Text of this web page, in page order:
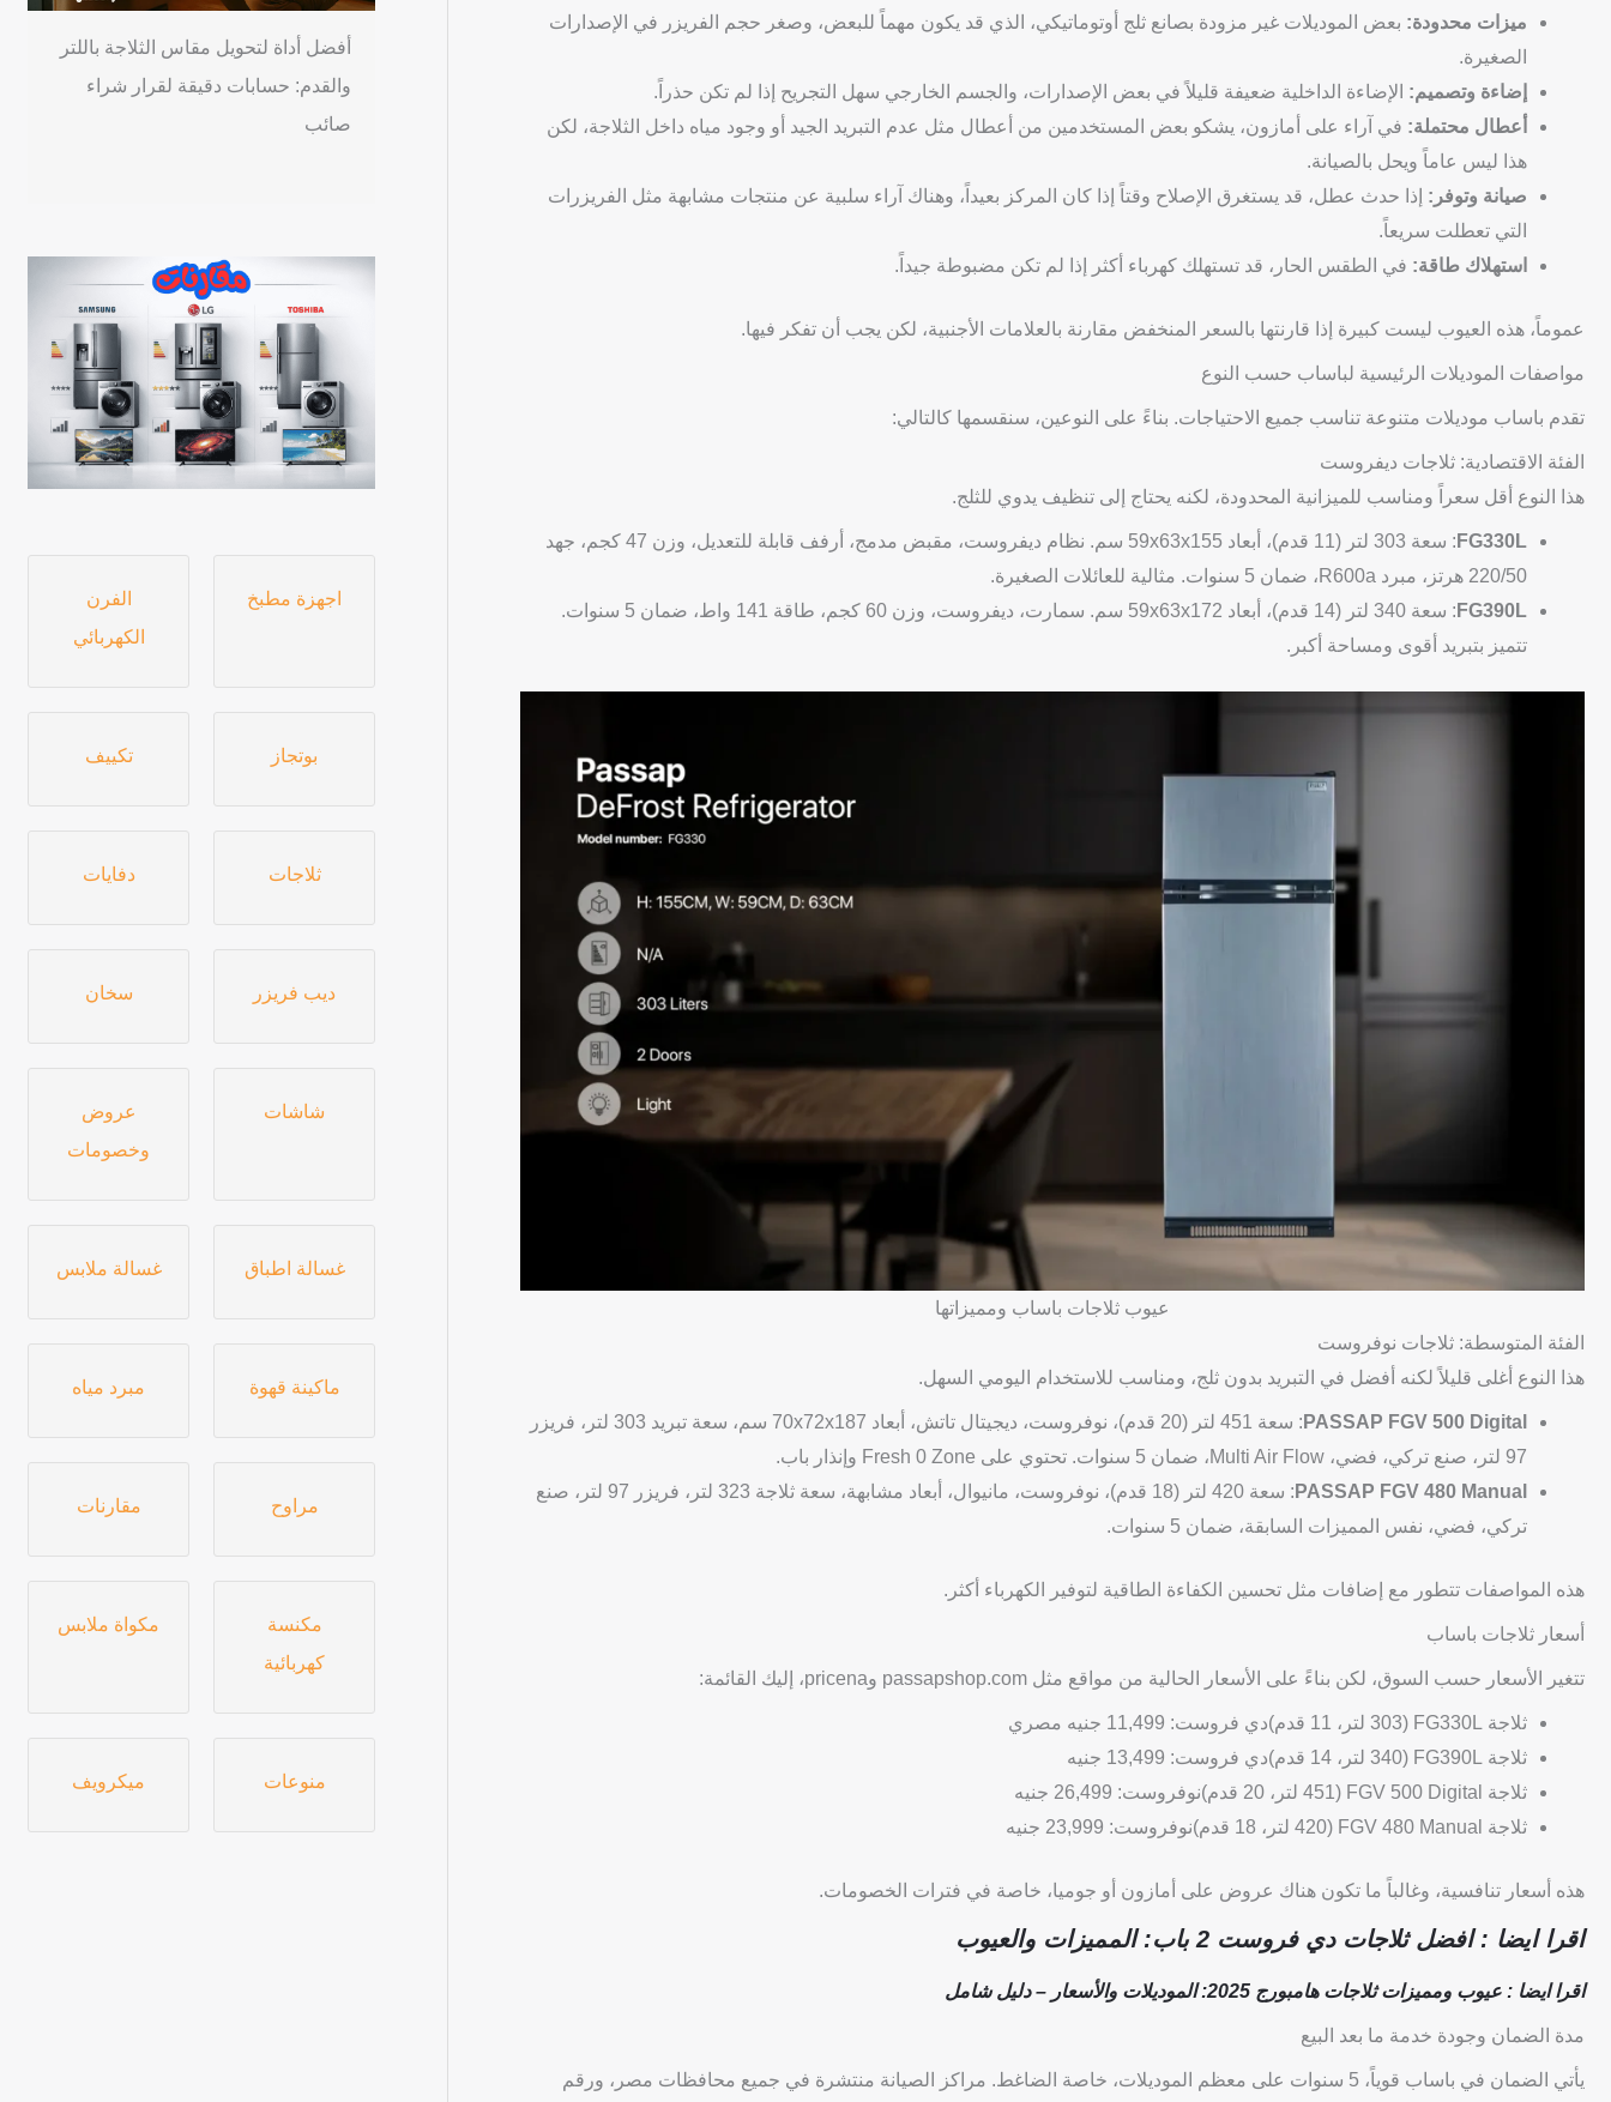
ميزات محدودة: بعض الموديلات غير مزودة بصانع ثلج أوتوماتيكي، الذي قد يكون مهماً للبعض، وصغر حجم الفريزر في الإصدارات
الصغيرة.
إضاءة وتصميم: الإضاءة الداخلية ضعيفة قليلاً في بعض الإصدارات، والجسم الخارجي سهل التجريح إذا لم تكن حذراً.
أعطال محتملة: في آراء على أمازون، يشكو بعض المستخدمين من أعطال مثل عدم التبريد الجيد أو وجود مياه داخل الثلاجة، لكن
هذا ليس عاماً ويحل بالصيانة.
صيانة وتوفر: إذا حدث عطل، قد يستغرق الإصلاح وقتاً إذا كان المركز بعيداً، وهناك آراء سلبية عن منتجات مشابهة مثل الفريزرات
التي تعطلت سريعاً.
استهلاك طاقة: في الطقس الحار، قد تستهلك كهرباء أكثر إذا لم تكن مضبوطة جيداً.
عموماً، هذه العيوب ليست كبيرة إذا قارنتها بالسعر المنخفض مقارنة بالعلامات الأجنبية، لكن يجب أن تفكر فيها.
مواصفات الموديلات الرئيسية لباساب حسب النوع
تقدم باساب موديلات متنوعة تناسب جميع الاحتياجات. بناءً على النوعين، سنقسمها كالتالي:
الفئة الاقتصادية: ثلاجات ديفروست
هذا النوع أقل سعراً ومناسب للميزانية المحدودة، لكنه يحتاج إلى تنظيف يدوي للثلج.
FG330L
: سعة 303 لتر (11 قدم)، أبعاد 59x63x155 سم. نظام ديفروست، مقبض مدمج، أرفف قابلة للتعديل، وزن 47 كجم، جهد
220/50 هرتز، مبرد R600a، ضمان 5 سنوات. مثالية للعائلات الصغيرة.
FG390L
: سعة 340 لتر (14 قدم)، أبعاد 59x63x172 سم. سمارت، ديفروست، وزن 60 كجم، طاقة 141 واط، ضمان 5 سنوات.
تتميز بتبريد أقوى ومساحة أكبر.
عيوب ثلاجات باساب ومميزاتها
الفئة المتوسطة: ثلاجات نوفروست
هذا النوع أغلى قليلاً لكنه أفضل في التبريد بدون ثلج، ومناسب للاستخدام اليومي السهل.
PASSAP FGV 500 Digital
: سعة 451 لتر (20 قدم)، نوفروست، ديجيتال تاتش، أبعاد 70x72x187 سم، سعة تبريد 303 لتر، فريزر
97 لتر، صنع تركي، فضي، Multi Air Flow، ضمان 5 سنوات. تحتوي على Fresh 0 Zone وإنذار باب.
PASSAP FGV 480 Manual
: سعة 420 لتر (18 قدم)، نوفروست، مانيوال، أبعاد مشابهة، سعة ثلاجة 323 لتر، فريزر 97 لتر، صنع
تركي، فضي، نفس المميزات السابقة، ضمان 5 سنوات.
هذه المواصفات تتطور مع إضافات مثل تحسين الكفاءة الطاقية لتوفير الكهرباء أكثر.
أسعار ثلاجات باساب
تتغير الأسعار حسب السوق، لكن بناءً على الأسعار الحالية من مواقع مثل passapshop.com وpricena، إليك القائمة:
ثلاجة FG330L (303 لتر، 11 قدم)دي فروست: 11,499 جنيه مصري
ثلاجة FG390L (340 لتر، 14 قدم)دي فروست: 13,499 جنيه
ثلاجة FGV 500 Digital (451 لتر، 20 قدم)نوفروست: 26,499 جنيه
ثلاجة FGV 480 Manual (420 لتر، 18 قدم)نوفروست: 23,999 جنيه
هذه أسعار تنافسية، وغالباً ما تكون هناك عروض على أمازون أو جوميا، خاصة في فترات الخصومات.
اقرا ايضا : افضل ثلاجات دي فروست 2 باب: المميزات والعيوب
اقرا ايضا : عيوب ومميزات ثلاجات هامبورج 2025: الموديلات والأسعار – دليل شامل
مدة الضمان وجودة خدمة ما بعد البيع
يأتي الضمان في باساب قوياً، 5 سنوات على معظم الموديلات، خاصة الضاغط. مراكز الصيانة منتشرة في جميع محافظات مصر، ورقم
أفضل أداة لتحويل مقاس الثلاجة باللتر
والقدم: حسابات دقيقة لقرار شراء
صائب
اجهزة مطبخ
الفرن
الكهربائي
بوتجاز تكييف
ثلاجات دفايات
ديب فريزر سخان
شاشات
عروض
وخصومات
غسالة اطباق غسالة ملابس
ماكينة قهوة مبرد مياه
مراوح مقارنات
مكنسة
كهربائية
مكواة ملابس
منوعات ميكرويف